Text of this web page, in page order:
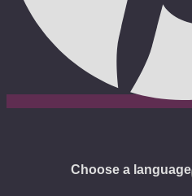
Choose a language